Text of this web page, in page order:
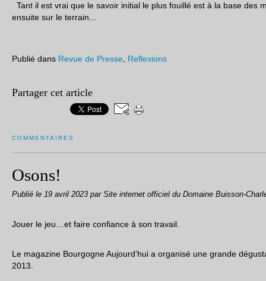
Tant il est vrai que le savoir initial le plus fouillé est à la base des
ensuite sur le terrain...
Publié dans Revue de Presse Reflexions
Partager cet article
COMMENTAIRES
Osons!
Publié le 19 avril 2023 par Site internet officiel du Domaine Buisson-
Jouer le jeu…et faire confiance à son travail.
Le magazine Bourgogne Aujourd’hui a organisé une grande
2013.